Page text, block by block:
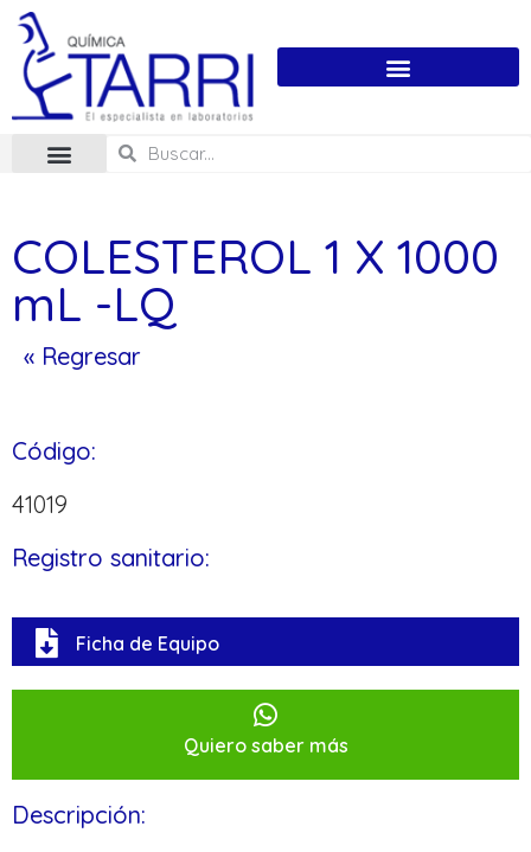
COLESTEROL 1 X 1000
mL -LQ
« Regresar
Código:
41019
Registro sanitario:
Ficha de Equipo
Quiero saber más
Descripción: